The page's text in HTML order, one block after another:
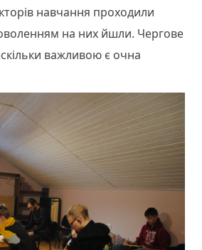
навчання проходили
на них йшли. Чергове
важливою є очна